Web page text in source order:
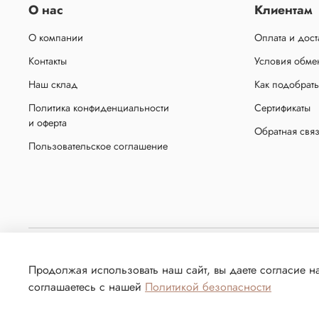
О нас
О компании
Контакты
Наш склад
Политика конфиденциальности
и оферта
Пользовательское соглашение
Клиентам
Оплата и
Условия
Как
Сертификаты
Обратная
Копирование материалов с сайта без письменного разрешения администрации
сбора технических данных его
Продолжая использовать наш сайт, вы даете согласие
соглашаетесь с нашей Политикой безопасности